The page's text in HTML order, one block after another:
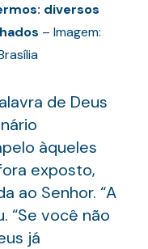
diversos
– Imagem:
de Deus
àqueles
exposto,
ao Senhor. “A
“Se você não
já